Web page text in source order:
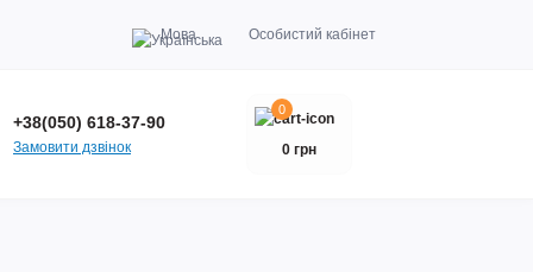
Мова Особистий кабінет
+38(050) 618-37-90
Замовити дзвінок
0
0 грн